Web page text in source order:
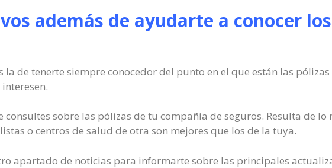
además de ayudarte a conocer
la de tenerte siempre conocedor del punto en el que están las
consultes sobre las pólizas de tu compañía de seguros. Resulta de
o centros de salud de otra son mejores que los de la tuya.
apartado de noticias para informarte sobre las principales